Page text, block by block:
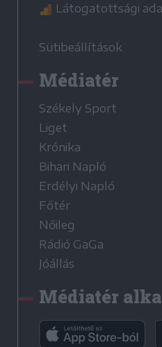
Látogatottsági
Sütibeállítások
Médiatér
Székely Sport
Liget
Krónika
Bihari Napló
Erdélyi Napló
Főtér
Nőileg
Rádió GaGa
Jóállás
Médiatér